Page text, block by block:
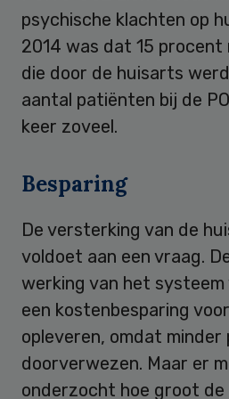
psychische klachten op
2014 was dat 15 procent
die door de huisarts
aantal patiënten bij de
keer zoveel.
Besparing
De versterking van de
voldoet aan een vraag.
werking van het
een kostenbesparing
opleveren, omdat
doorverwezen. Maar er
onderzocht hoe groot de